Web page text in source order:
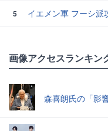
5
イエメン軍 フーシ派
画像アクセスランキン
森喜朗氏の「影